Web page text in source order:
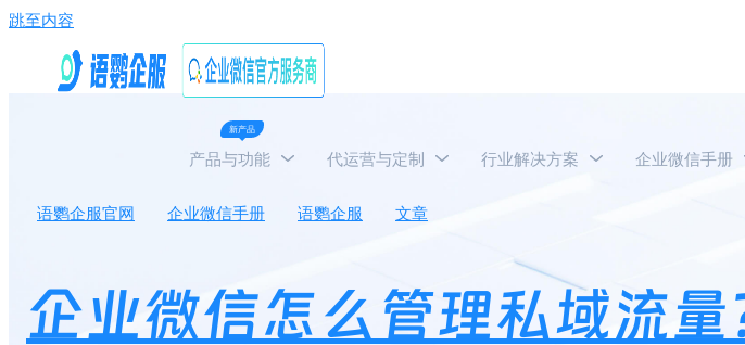
跳至内容
新产品
产品与功能 代运营与定制 行业解决方案 企业微信手册
语鹦企服官网 企业微信手册 语鹦企服 文章
企业微信怎么管理私域流